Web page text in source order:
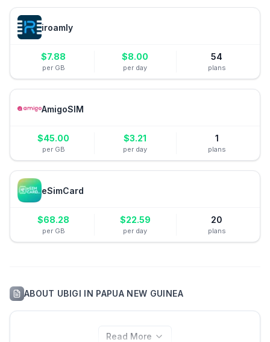
iroamly
$7.88
per GB
$8.00
per day
54
plans
AmigoSIM
$45.00
per GB
$3.21
per day
1
plans
eSimCard
$68.28
per GB
$22.59
per day
20
plans
ABOUT UBIGI IN PAPUA NEW GUINEA
Read More